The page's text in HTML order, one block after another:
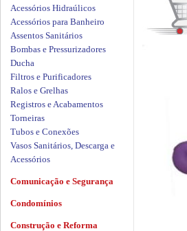
Acessórios Hidraúlicos
Acessórios para Banheiro
Assentos Sanitários
Bombas e Pressurizadores
Ducha
Filtros e Purificadores
Ralos e Grelhas
Registros e Acabamentos
Torneiras
Tubos e Conexões
Vasos Sanitários, Descarga e
Acessórios
Comunicação e Segurança
Condomínios
Construção e Reforma